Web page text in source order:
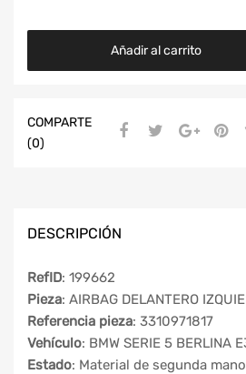
Añadir al carrito
COMPARTE
(0)
DESCRIPCIÓN
RefID: 199662
Pieza: AIRBAG DELANTERO
Referencia pieza: 3310971817
Vehículo: BMW SERIE 5 BERLINA
Estado: Material de segunda mano